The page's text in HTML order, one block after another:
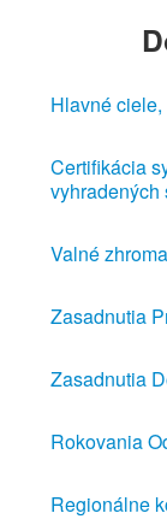
Hlavné
Certifikácia
vyhradených
Valné
Zasadnutia
Zasadnutia
Rokovania
Regionálne